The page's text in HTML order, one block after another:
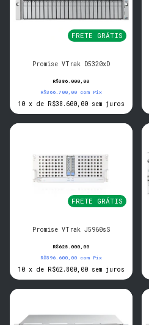
FRETE GRÁTIS
Promise VTrak D5320xD
R$386.000,00
R$366.700,00 com Pix
10 x de R$38.600,00 sem juros
FRETE GRÁTIS
Promise VTrak J5960sS
R$628.000,00
R$596.600,00 com Pix
10 x de R$62.800,00 sem juros